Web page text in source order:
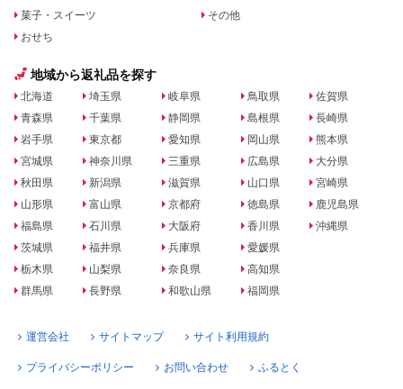
菓子・スイーツ
おせち
その他
地域から返礼品を探す
北海道
青森県
岩手県
宮城県
秋田県
山形県
福島県
茨城県
栃木県
群馬県
埼玉県
千葉県
東京都
神奈川県
新潟県
富山県
石川県
福井県
山梨県
長野県
岐阜県
静岡県
愛知県
三重県
滋賀県
京都府
大阪府
兵庫県
奈良県
和歌山県
鳥取県
島根県
岡山県
広島県
山口県
徳島県
香川県
愛媛県
高知県
福岡県
佐賀県
長崎県
熊本県
大分県
宮崎県
鹿児島県
沖縄県
運営会社 サイトマップ サイト利用規約
プライバシーポリシー お問い合わせ ふるとく